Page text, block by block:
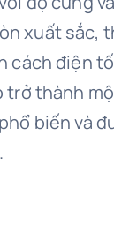
xuất sắc,
cách điện
trở thành
biến và